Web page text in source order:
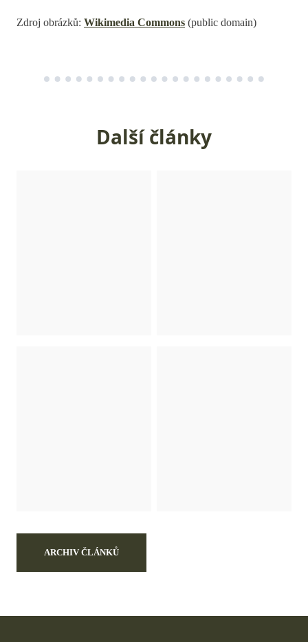
Zdroj obrázků: Wikimedia Commons (public domain)
Další články
ARCHIV ČLÁNKŮ